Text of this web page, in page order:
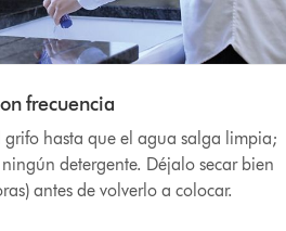
frecuencia
hasta que el agua salga limpia;
detergente. Déjalo secar bien
antes de volverlo a colocar.